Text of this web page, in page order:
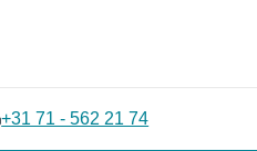
+31 71 - 562 21 74